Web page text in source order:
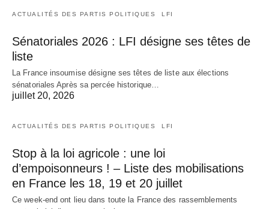
ACTUALITÉS DES PARTIS POLITIQUES LFI
Sénatoriales 2026 : LFI désigne ses têtes de
liste
La France insoumise désigne ses têtes de liste aux élections
sénatoriales Après sa percée historique…
juillet 20, 2026
ACTUALITÉS DES PARTIS POLITIQUES LFI
Stop à la loi agricole : une loi
d’empoisonneurs ! – Liste des mobilisations
en France les 18, 19 et 20 juillet
Ce week-end ont lieu dans toute la France des rassemblements